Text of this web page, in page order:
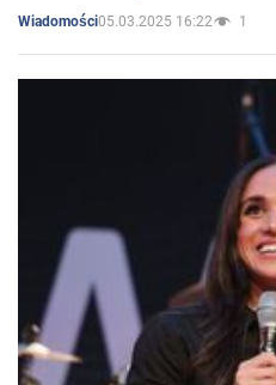
Wiadomości05.03.2025 16:22 1